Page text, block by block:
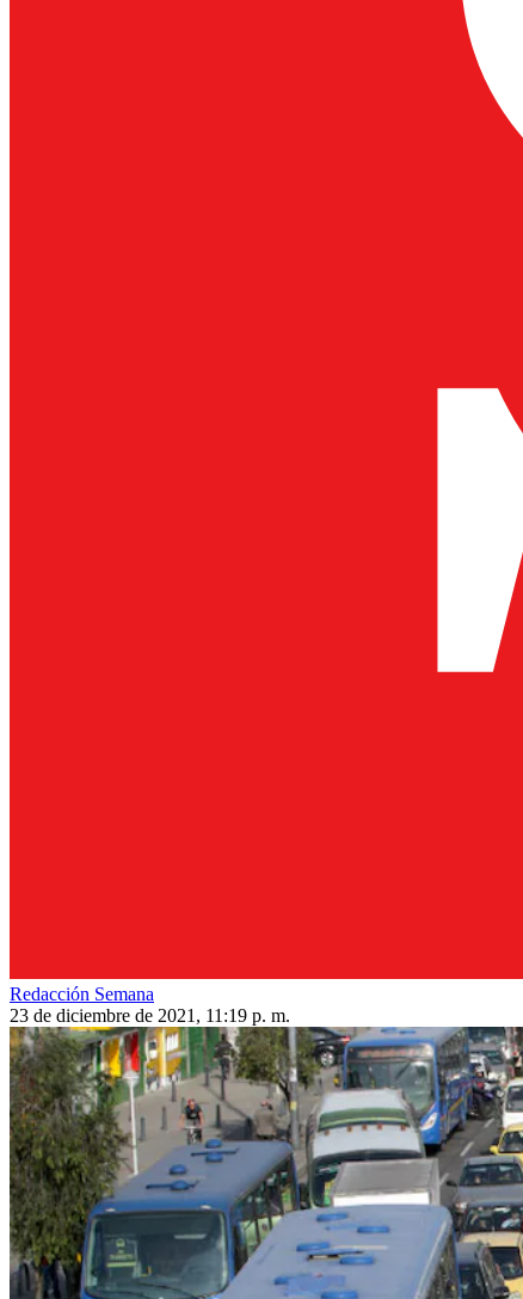
Redacción Semana
23 de diciembre de 2021, 11:19 p. m.